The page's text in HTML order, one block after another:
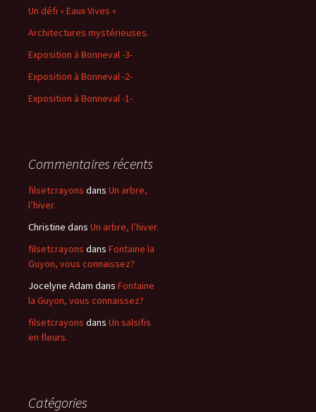
Un défi « Eaux Vives »
Architectures mystérieuses.
Exposition à Bonneval -3-
Exposition à Bonneval -2-
Exposition à Bonneval -1-
Commentaires récents
filsetcrayons dans Un arbre,
l’hiver.
Christine dans Un arbre, l’hiver.
filsetcrayons dans Fontaine la
Guyon, vous connaissez?
Jocelyne Adam dans Fontaine
la Guyon, vous connaissez?
filsetcrayons dans Un salsifis
en fleurs.
Catégories